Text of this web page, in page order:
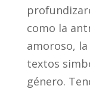
como la
amoroso,
textos
género.